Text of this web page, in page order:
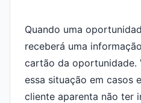
Quando uma
receberá uma
cartão da oportunidade.
essa situação em casos
cliente aparenta não ter